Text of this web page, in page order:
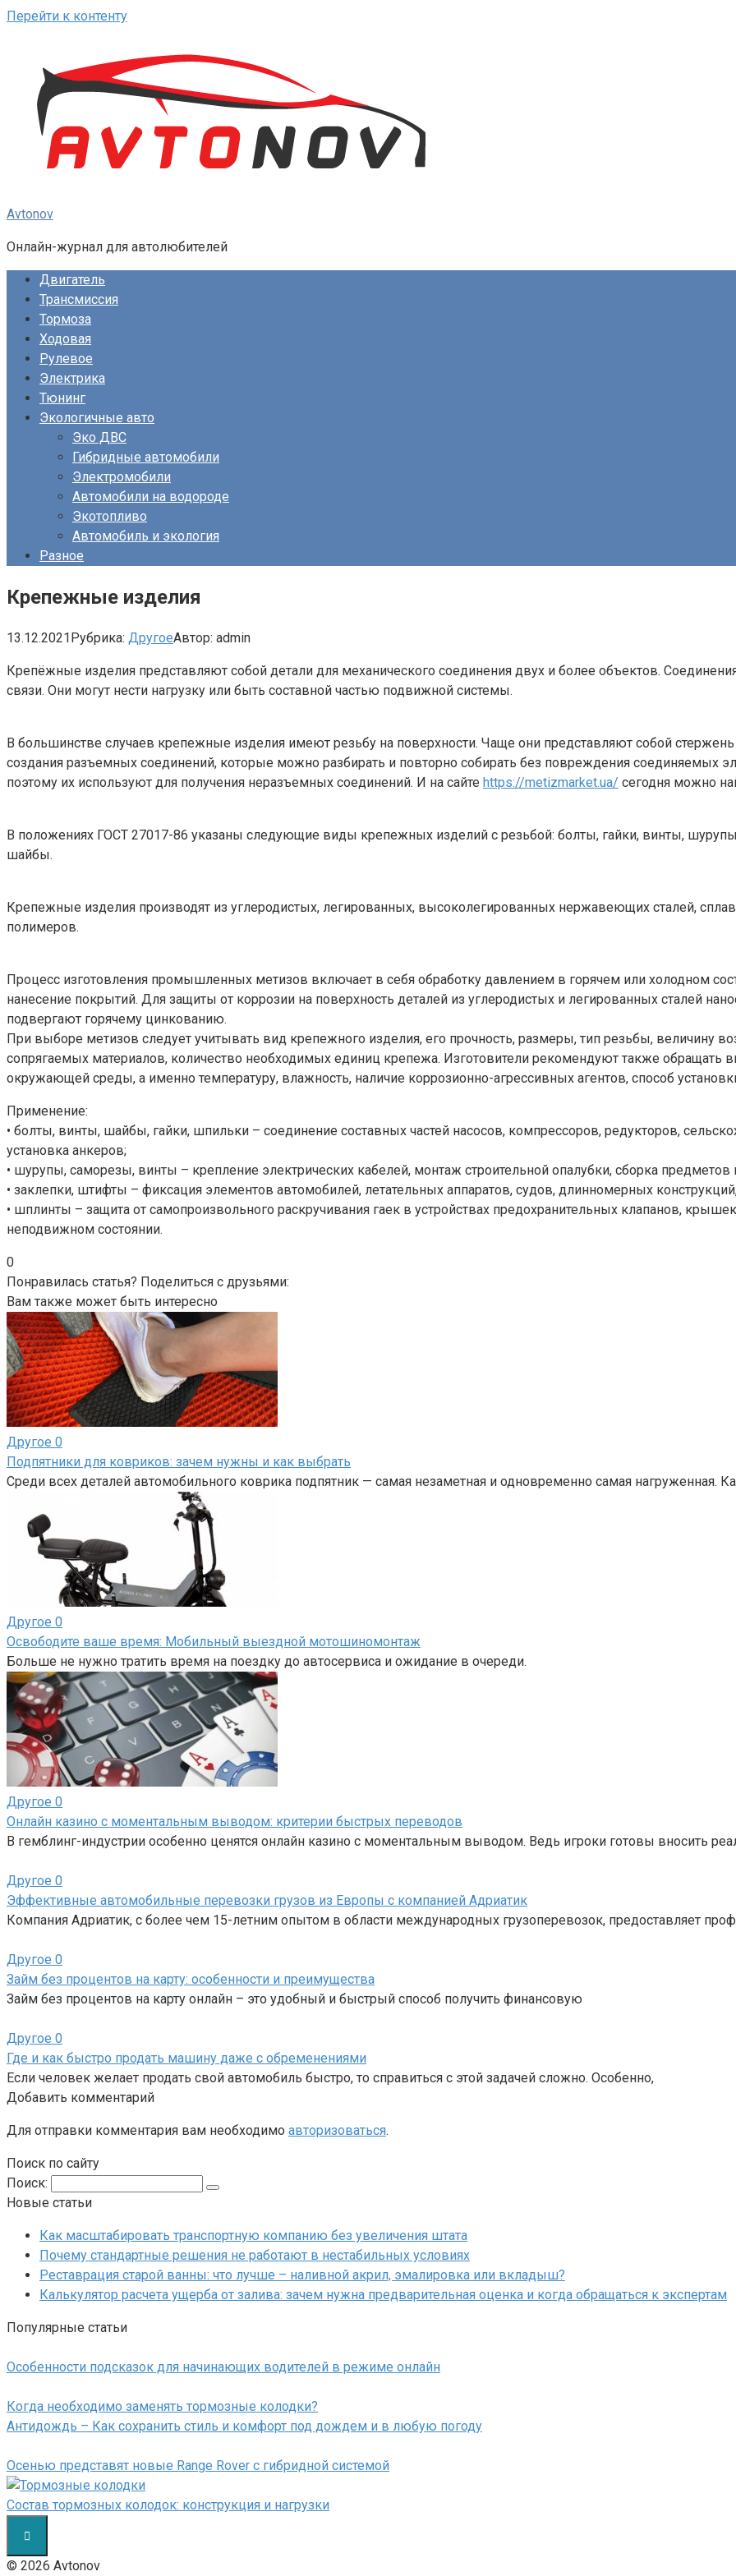
Перейти к контенту
Avtonov
Онлайн-журнал для автолюбителей
Двигатель
Трансмиссия
Тормоза
Ходовая
Рулевое
Электрика
Тюнинг
Экологичные авто
Эко ДВС
Гибридные автомобили
Электромобили
Автомобили на водороде
Экотопливо
Автомобиль и экология
Разное
Крепежные изделия
13.12.2021Рубрика: ДругоеАвтор: admin
Крепёжные изделия представляют собой детали для механического соединения двух и более объектов.
связи. Они могут нести нагрузку или быть составной частью подвижной системы.
В большинстве случаев крепежные изделия имеют резьбу на поверхности. Чаще они представляют собой
создания разъемных соединений, которые можно разбирать и повторно собирать без повреждения
поэтому их используют для получения неразъемных соединений. И на сайте https://metizmarket.ua/ сегодня можно
В положениях ГОСТ 27017-86 указаны следующие виды крепежных изделий с резьбой: болты, гайки, винты,
шайбы.
Крепежные изделия производят из углеродистых, легированных, высоколегированных нержавеющих сталей,
полимеров.
Процесс изготовления промышленных метизов включает в себя обработку давлением в горячем или холодном
нанесение покрытий. Для защиты от коррозии на поверхность деталей из углеродистых и легированных сталей
подвергают горячему цинкованию.
При выборе метизов следует учитывать вид крепежного изделия, его прочность, размеры, тип резьбы, величину
сопрягаемых материалов, количество необходимых единиц крепежа. Изготовители рекомендуют также обращать
окружающей среды, а именно температуру, влажность, наличие коррозионно-агрессивных агентов, способ
Применение:
• болты, винты, шайбы, гайки, шпильки – соединение составных частей насосов, компрессоров, редукторов,
установка анкеров;
• шурупы, саморезы, винты – крепление электрических кабелей, монтаж строительной опалубки, сборка предметов
• заклепки, штифты – фиксация элементов автомобилей, летательных аппаратов, судов, длинномерных
• шплинты – защита от самопроизвольного раскручивания гаек в устройствах предохранительных клапанов,
неподвижном состоянии.
0
Понравилась статья? Поделиться с друзьями:
Вам также может быть интересно
Другое 0
Подпятники для ковриков: зачем нужны и как выбрать
Среди всех деталей автомобильного коврика подпятник — самая незаметная и одновременно самая нагруженная.
Другое 0
Освободите ваше время: Мобильный выездной мотошиномонтаж
Больше не нужно тратить время на поездку до автосервиса и ожидание в очереди.
Другое 0
Онлайн казино с моментальным выводом: критерии быстрых переводов
В гемблинг-индустрии особенно ценятся онлайн казино с моментальным выводом. Ведь игроки готовы вносить
Другое 0
Эффективные автомобильные перевозки грузов из Европы с компанией Адриатик
Компания Адриатик, с более чем 15-летним опытом в области международных грузоперевозок, предоставляет
Другое 0
Займ без процентов на карту: особенности и преимущества
Займ без процентов на карту онлайн – это удобный и быстрый способ получить финансовую
Другое 0
Где и как быстро продать машину даже с обременениями
Если человек желает продать свой автомобиль быстро, то справиться с этой задачей сложно. Особенно,
Добавить комментарий
Для отправки комментария вам необходимо авторизоваться.
Поиск по сайту
Поиск:
Новые статьи
Как масштабировать транспортную компанию без увеличения штата
Почему стандартные решения не работают в нестабильных условиях
Реставрация старой ванны: что лучше – наливной акрил, эмалировка или вкладыш?
Калькулятор расчета ущерба от залива: зачем нужна предварительная оценка и когда обращаться к экспертам
Популярные статьи
Особенности подсказок для начинающих водителей в режиме онлайн
Когда необходимо заменять тормозные колодки?
Антидождь – Как сохранить стиль и комфорт под дождем и в любую погоду
Осенью представят новые Range Rover с гибридной системой
Состав тормозных колодок: конструкция и нагрузки
© 2026 Avtonov